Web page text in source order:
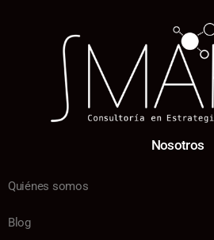
Nosotros
Quiénes somos
Blog